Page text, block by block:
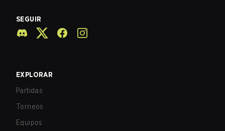
SEGUIR
EXPLORAR
Partidas
Torneos
Equipos